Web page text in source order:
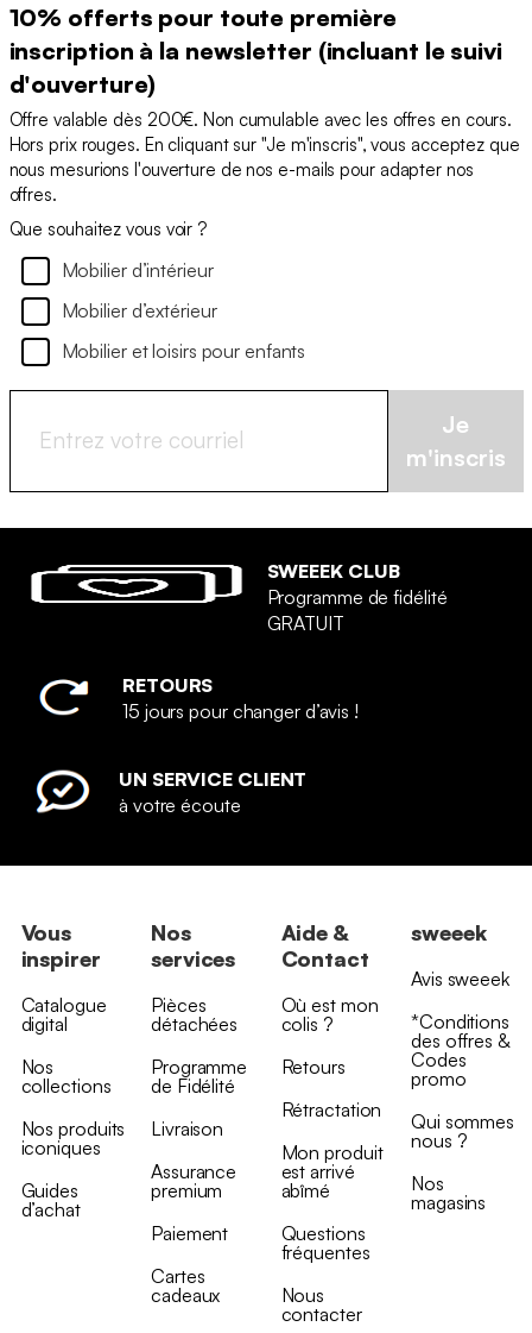
10% offerts pour toute première
inscription à la newsletter (incluant le suivi
d'ouverture)
Offre valable dès 200€. Non cumulable avec les offres en cours.
Hors prix rouges. En cliquant sur "Je m'inscris", vous acceptez que
nous mesurions l'ouverture de nos e-mails pour adapter nos
offres.
Que souhaitez vous voir ?
Mobilier d’intérieur
Mobilier d’extérieur
Mobilier et loisirs pour enfants
Je
m'inscris
SWEEEK CLUB
Programme de fidélité
GRATUIT
RETOURS
15 jours pour changer d’avis !
UN SERVICE CLIENT
à votre écoute
Vous
inspirer
Catalogue
digital
Nos
collections
Nos produits
iconiques
Guides
d’achat
Nos
services
Pièces
détachées
Programme
de Fidélité
Livraison
Assurance
premium
Paiement
Cartes
cadeaux
Aide &
Contact
Où est mon
colis ?
Retours
Rétractation
Mon produit
est arrivé
abîmé
Questions
fréquentes
Nous
contacter
sweeek
Avis sweeek
*Conditions
des offres &
Codes
promo
Qui sommes
nous ?
Nos
magasins